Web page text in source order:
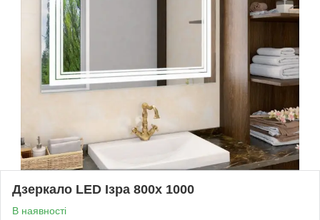
Дзеркало LED Ізра 800х 1000
В наявності